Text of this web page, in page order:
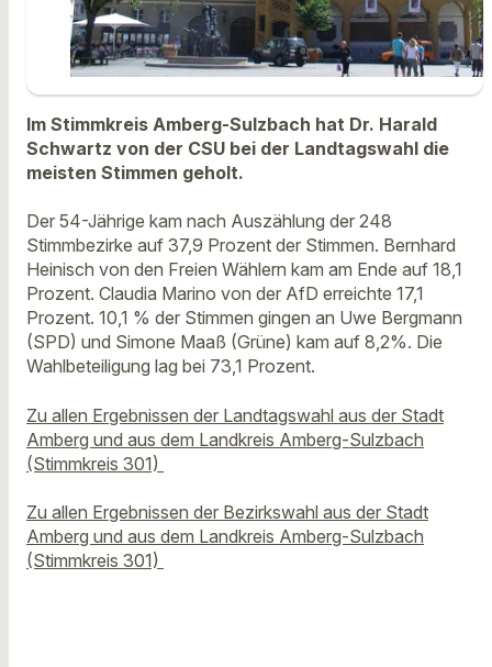
Im Stimmkreis Amberg-Sulzbach hat Dr. Harald
Schwartz von der CSU bei der Landtagswahl die
meisten Stimmen geholt.
Der 54-Jährige kam nach Auszählung der 248
Stimmbezirke auf 37,9 Prozent der Stimmen. Bernhard
Heinisch von den Freien Wählern kam am Ende auf 18,1
Prozent. Claudia Marino von der AfD erreichte 17,1
Prozent. 10,1 % der Stimmen gingen an Uwe Bergmann
(SPD) und Simone Maaß (Grüne) kam auf 8,2%. Die
Wahlbeteiligung lag bei 73,1 Prozent.
Zu allen Ergebnissen der Landtagswahl aus der Stadt
Amberg und aus dem Landkreis Amberg-Sulzbach
(Stimmkreis 301)
Zu allen Ergebnissen der Bezirkswahl aus der Stadt
Amberg und aus dem Landkreis Amberg-Sulzbach
(Stimmkreis 301)